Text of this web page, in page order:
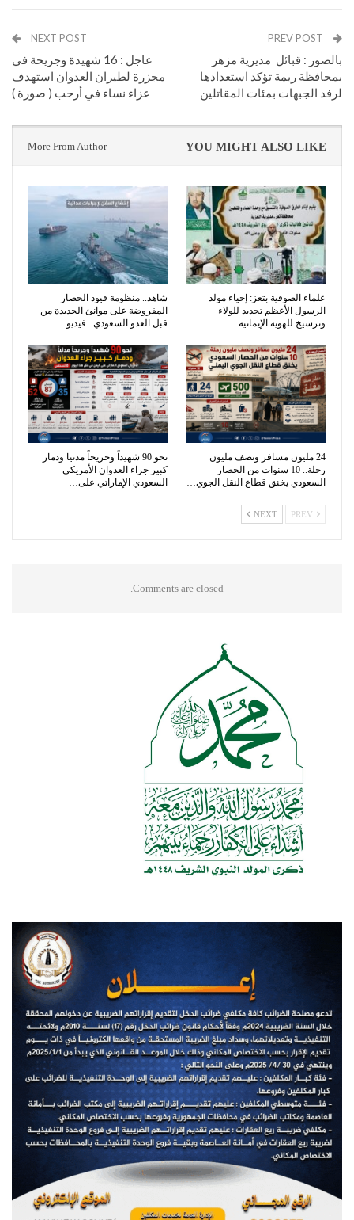
بالصور : قبائل مديرية مزهر
بمحافظة ريمة تؤكد استعدادها
لرفد الجبهات بمئات المقاتلين
NEXT POST
عاجل : 16 شهيدة وجريحة في
مجزرة لطيران العدوان استهدف
عزاء نساء في أرحب ( صورة )
YOU MIGHT ALSO LIKE
More From Author
​علماء الصوفية بتعز: إحياء مولد
الرسول الأعظم تجديد للولاء
وترسيخ للهوية الإيمانية
شاهد.. منظومة قيود الحصار
المفروضة على موانئ الحديدة من
قبل العدو السعودي.. فيديو
24 مليون مسافر ونصف مليون
رحلة.. 10 سنوات من الحصار
السعودي يخنق قطاع النقل الجوي…
نحو 90 شهيداً وجريحاً مدنيا ودمار
كبير جراء العدوان الأمريكي
السعودي الإماراتي على…
NEXT
Comments are closed.